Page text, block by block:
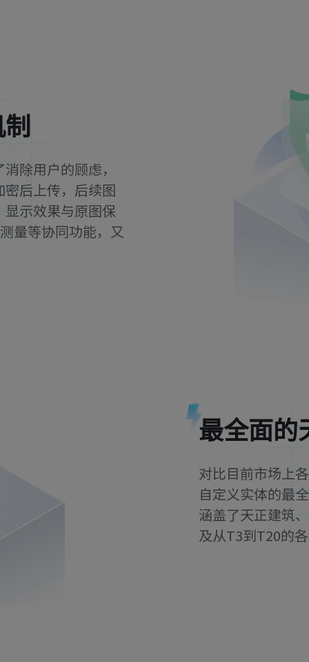
除用户的顾虑，
后上传，后续图
示效果与原图保
量等协同功能，又
最全面的
对比目前市场上
自定义实体的最
涵盖了天正建筑
及从T3到T20的